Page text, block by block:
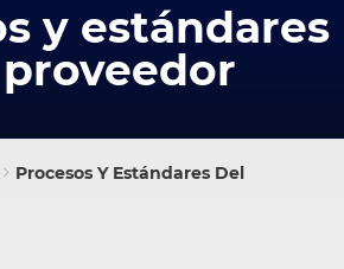
y estándares
Procesos Y Estándares Del